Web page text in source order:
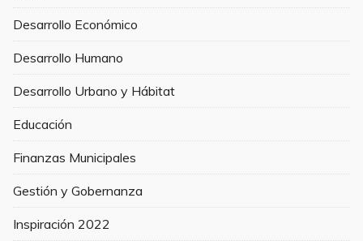
Desarrollo Económico
Desarrollo Humano
Desarrollo Urbano y Hábitat
Educación
Finanzas Municipales
Gestión y Gobernanza
Inspiración 2022